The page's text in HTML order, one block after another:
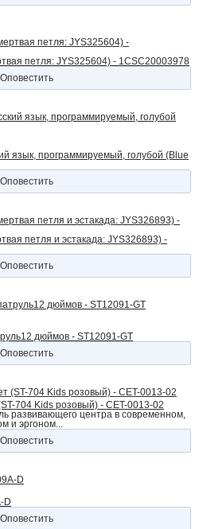
петля: JYS325604) - 1CSC20003978
Оповестить
язык, программируемый, голубой (Blue
Оповестить
петля и эстакада: JYS326893) -
Оповестить
дюймов - ST12091-GT
Оповестить
704 Kids розовый) - CET-0013-02
развивающего центра в современном,
и эргоном...
Оповестить
D
Оповестить